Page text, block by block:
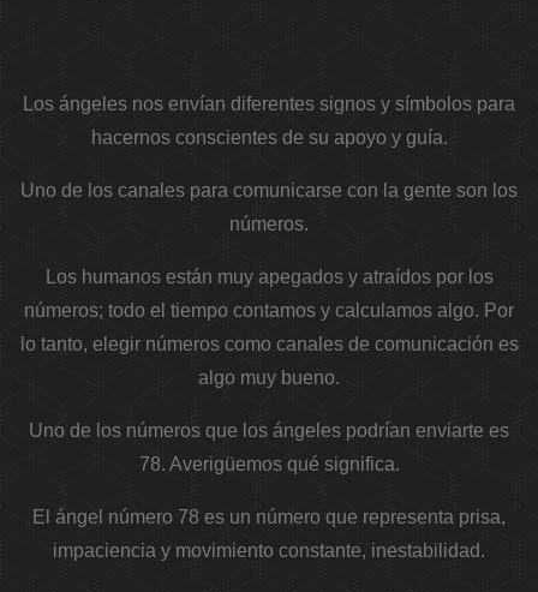
Los ángeles nos envían diferentes signos y símbolos para
hacernos conscientes de su apoyo y guía.
Uno de los canales para comunicarse con la gente son los
números.
Los humanos están muy apegados y atraídos por los
números; todo el tiempo contamos y calculamos algo. Por
lo tanto, elegir números como canales de comunicación es
algo muy bueno.
Uno de los números que los ángeles podrían enviarte es
78. Averigüemos qué significa.
El ángel número 78 es un número que representa prisa,
impaciencia y movimiento constante, inestabilidad.